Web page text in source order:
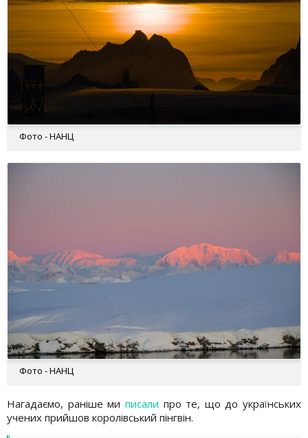
Фото - НАНЦ
Фото - НАНЦ
Нагадаємо, раніше ми писали про те, що до українських
учених прийшов королівський пінгвін.